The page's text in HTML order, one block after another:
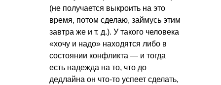
(не получается выкроить на это
время, потом сделаю, займусь этим
завтра же и т. д.). У такого человека
«хочу и надо» находятся либо в
состоянии конфликта — и тогда
есть надежда на то, что до
дедлайна он что-то успеет сделать,